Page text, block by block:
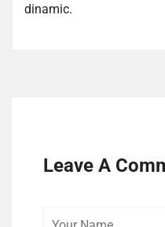
dinamic.
Leave A